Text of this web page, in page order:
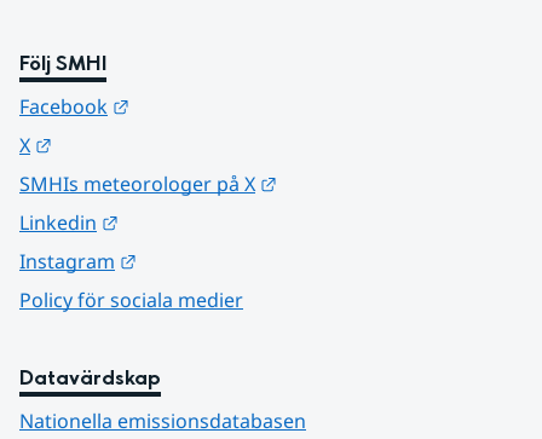
Följ SMHI
Facebook
X
SMHIs meteorologer på X
Linkedin
Instagram
Policy för sociala medier
Datavärdskap
Nationella emissionsdatabasen